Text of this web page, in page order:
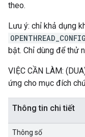
theo.
Lưu ý: chỉ khả dụng
bật. Chỉ dùng để thử
VIỆC CẦN LÀM:
ứng cho mục đích
Thông tin chi tiết
Thông số